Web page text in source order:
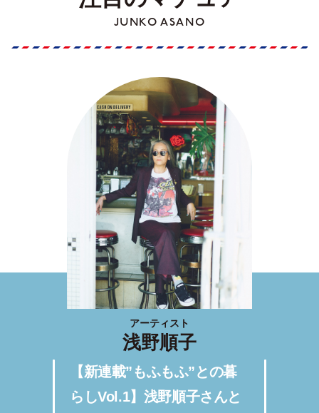
JUNKO ASANO
アーティスト
浅野順子
【新連載”もふもふ”との暮
らしVol.1】浅野順子さんと